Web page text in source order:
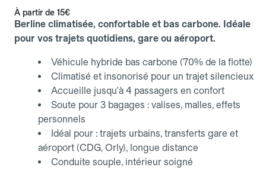
À partir de 15€
Berline climatisée, confortable et bas carbone. Idéale
pour vos trajets quotidiens, gare ou aéroport.
Véhicule hybride bas carbone (70% de la flotte)
Climatisé et insonorisé pour un trajet silencieux
Accueille jusqu'à 4 passagers en confort
Soute pour 3 bagages : valises, malles, effets
personnels
Idéal pour : trajets urbains, transferts gare et
aéroport (CDG, Orly), longue distance
Conduite souple, intérieur soigné